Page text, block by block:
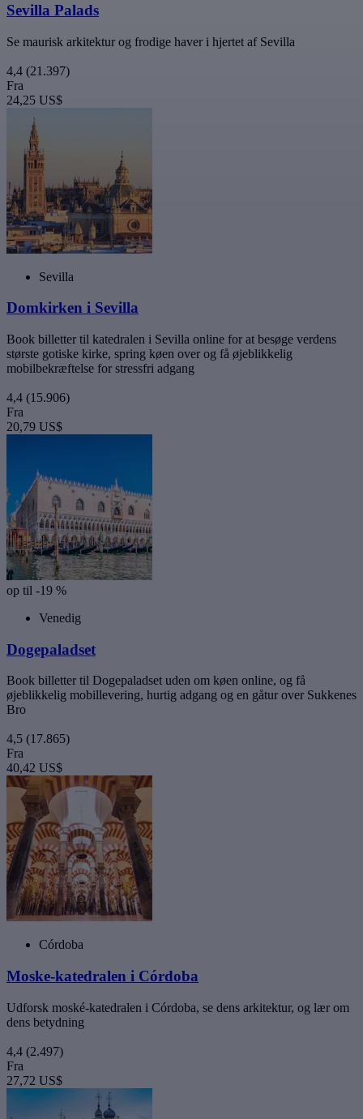
Sevilla Palads
Se maurisk arkitektur og frodige haver i hjertet af Sevilla
4,4 (21.397)
Fra
24,25 US$
Sevilla
Domkirken i Sevilla
Book billetter til katedralen i Sevilla online for at besøge verdens
største gotiske kirke, spring køen over og få øjeblikkelig
mobilbekræftelse for stressfri adgang
4,4 (15.906)
Fra
20,79 US$
op til -19 %
Venedig
Dogepaladset
Book billetter til Dogepaladset uden om køen online, og få
øjeblikkelig mobillevering, hurtig adgang og en gåtur over Sukkenes
Bro
4,5 (17.865)
Fra
40,42 US$
Córdoba
Moske-katedralen i Córdoba
Udforsk moské-katedralen i Córdoba, se dens arkitektur, og lær om
dens betydning
4,4 (2.497)
Fra
27,72 US$